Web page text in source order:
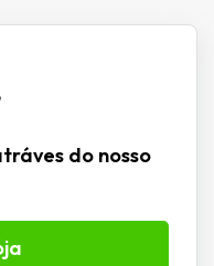
do nosso